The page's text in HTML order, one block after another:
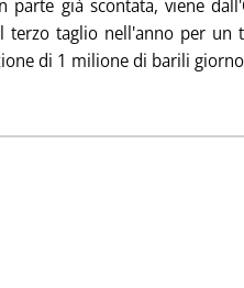
parte già scontata, viene
terzo taglio nell'anno per
di 1 milione di barili